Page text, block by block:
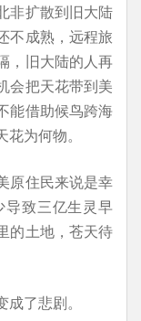
非扩散到旧大陆
不成熟，远程旅
，旧大陆的人再
会把天花带到美
能借助候鸟跨海
为何物。
原住民来说是幸
致三亿生灵早
的土地，苍天待
了悲剧。